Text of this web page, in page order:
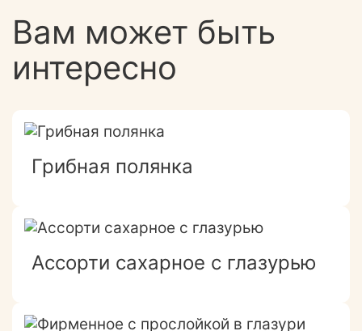
Вам может быть
интересно
Грибная полянка
Ассорти сахарное с глазурью